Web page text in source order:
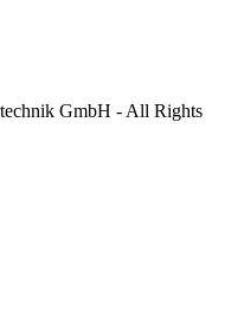
GmbH - All Rights